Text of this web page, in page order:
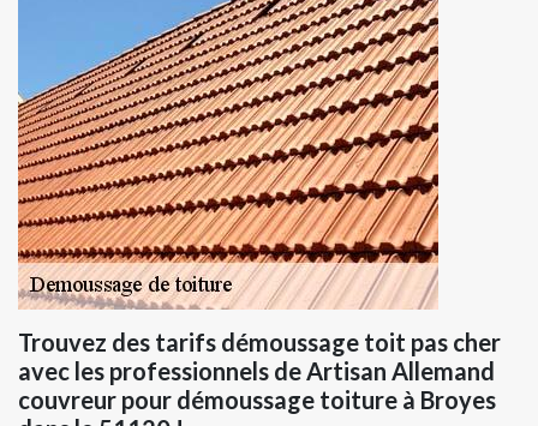
Trouvez des tarifs démoussage toit pas cher
avec les professionnels de Artisan Allemand
couvreur pour démoussage toiture à Broyes